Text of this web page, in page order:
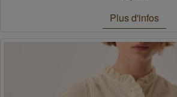
Plus d'infos